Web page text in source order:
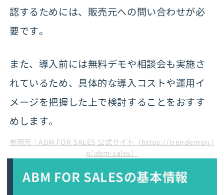
認するためには、販売元への問い合わせが必
要です。
また、導入前には無料デモや相談会も実施さ
れているため、具体的な導入コストや運用イ
メージを把握した上で検討することをおすす
めします。
参照元：ABM FOR SALES 公式サイト（https://trendemon.j
p/abm-sales）
ABM FOR SALESの基本情報